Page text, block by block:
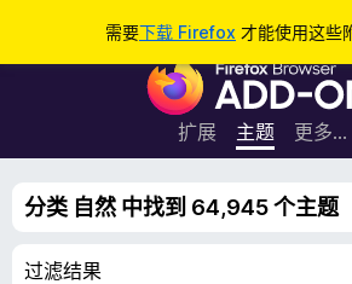
需要下载 Firefox 才能使用这些
F
r
e
扩展 主题 更多…
分类 自然 中找到 64,945 个主题
过滤结果